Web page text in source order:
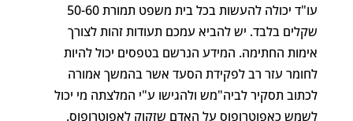
עו"ד יכולה להעשות בכל בית משפט תמורת 50-60
שקלים בלבד. יש להביא עמכם תעודות זהות לצורך
אימות החתימה. המידע הנרשם בטפסים יכול להיות
לחומר עזר רב לפקידת הסעד אשר בהמשך אמורה
לכתוב תסקיר לביה"מש ולהגישו ע"י המלצתה מי יכול
לשמש כאפוטרופוס על האדם שזקוק לאפוטרופוס.